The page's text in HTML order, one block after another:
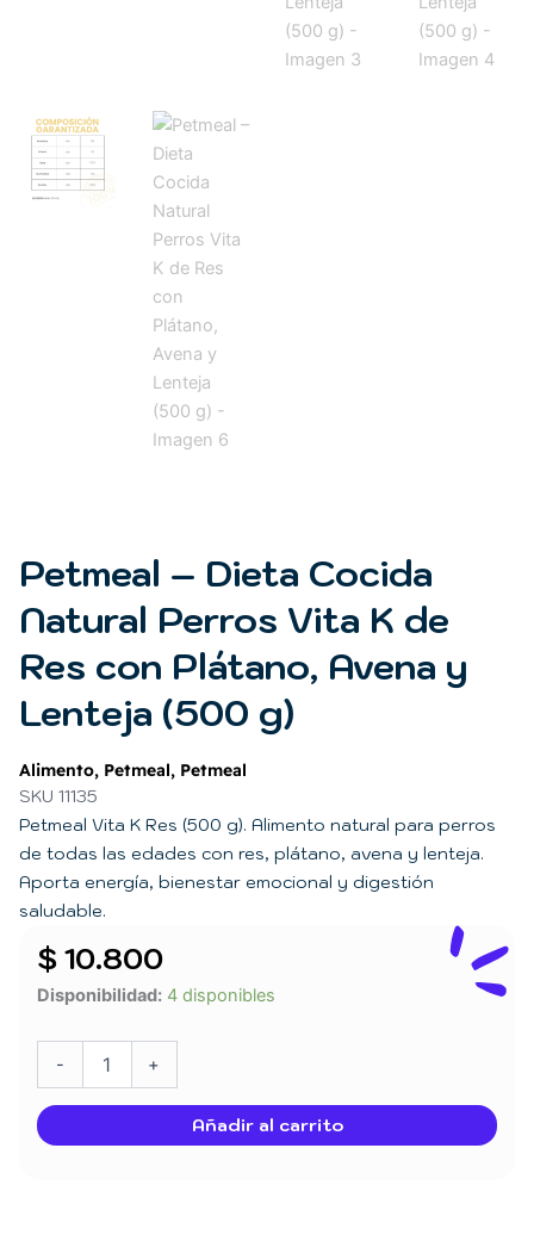
Petmeal – Dieta Cocida
Natural Perros Vita K de
Res con Plátano, Avena y
Lenteja (500 g)
Alimento, Petmeal, Petmeal
SKU 11135
Petmeal Vita K Res (500 g). Alimento natural para perros
de todas las edades con res, plátano, avena y lenteja.
Aporta energía, bienestar emocional y digestión
saludable.
$10.800
Disponibilidad: 4 disponibles
-
Petmeal
Dieta
Cocida
Natural
Perros
Vita
+
Añadir al carrito